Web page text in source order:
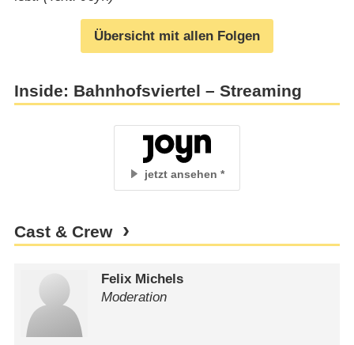
Übersicht mit allen Folgen
Inside: Bahnhofsviertel – Streaming
jetzt ansehen
Cast & Crew
Felix Michels
Moderation